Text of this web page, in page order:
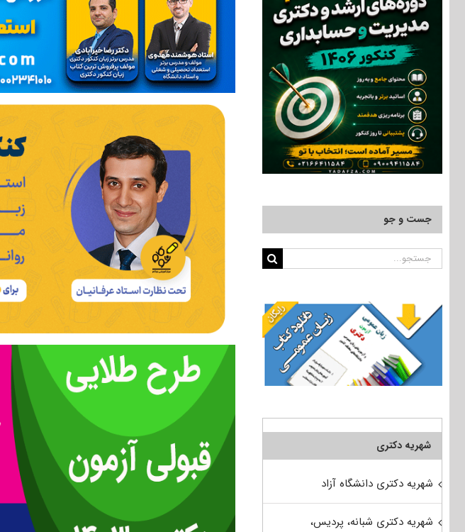
جست و جو
جستجو
شهریه دکتری
شهریه دکتری دانشگاه آزاد
شهریه دکتری شبانه، پردیس،